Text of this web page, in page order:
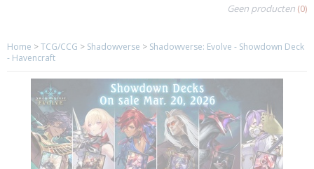
Geen producten (0)
Home >TCG/CCG > Shadowverse > Shadowverse: Evolve - Showdown Deck
- Havencraft